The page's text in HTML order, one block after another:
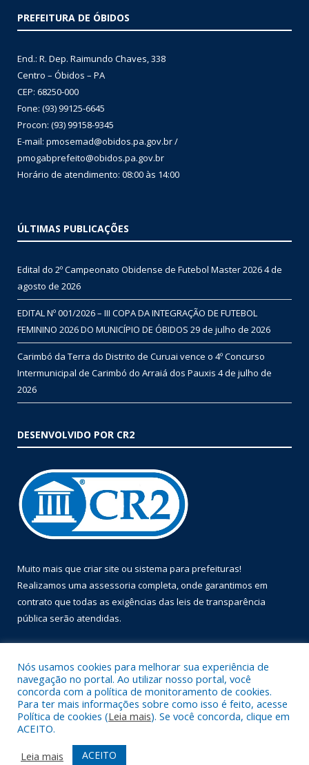
PREFEITURA DE ÓBIDOS
End.: R. Dep. Raimundo Chaves, 338
Centro – Óbidos – PA
CEP: 68250-000
Fone: (93) 99125-6645
Procon: (93) 99158-9345
E-mail: pmosemad@obidos.pa.gov.br /
pmogabprefeito@obidos.pa.gov.br
Horário de atendimento: 08:00 às 14:00
ÚLTIMAS PUBLICAÇÕES
Edital do 2º Campeonato Obidense de Futebol Master 20264 de
agosto de 2026
EDITAL Nº 001/2026 – III COPA DA INTEGRAÇÃO DE FUTEBOL
FEMININO 2026 DO MUNICÍPIO DE ÓBIDOS 29 de julho de 2026
Carimbó da Terra do Distrito de Curuai vence o 4º Concurso
Intermunicipal de Carimbó do Arraiá dos Pauxis 4 de julho de
2026
DESENVOLVIDO POR CR2
Muito mais que criar site ou sistema para prefeituras!
Realizamos uma assessoria completa, onde garantimos em
contrato que todas as exigências das leis de transparência
pública serão atendidas.
Todos os direitos reservados a Prefeitura Municipal de Óbidos.
Mapa do Site
Acessar Área Administrativa
Nós usamos cookies para melhorar sua experiência de
navegação no portal. Ao utilizar nosso portal, você
concorda com a política de monitoramento de cookies.
Para ter mais informações sobre como isso é feito, acesse
Política de cookies (Leia mais). Se você concorda, clique em
ACEITO.
Leia mais
ACEITO